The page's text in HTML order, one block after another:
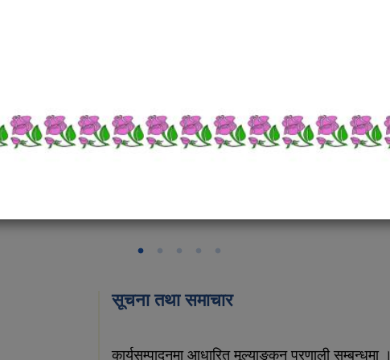
सूचना तथा समाचार
कार्यसम्पादनमा आधारित मूल्याङ्कन प्रणाली सम्बन्धमा ।